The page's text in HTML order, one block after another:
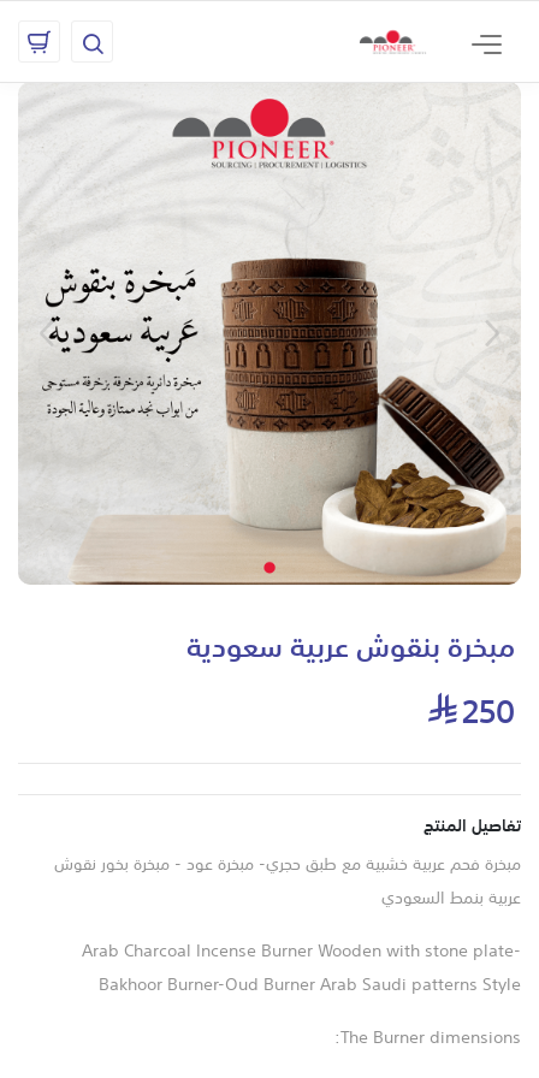
مبخرة بنقوش عربية سعودية
250
تفاصيل المنتج
مبخرة فحم عربية خشبية مع طبق حجري- مبخرة عود - مبخرة بخور نقوش
عربية بنمط السعودي
Arab Charcoal Incense Burner Wooden with stone plate-
Bakhoor Burner-Oud Burner Arab Saudi patterns Style
The Burner dimensions: